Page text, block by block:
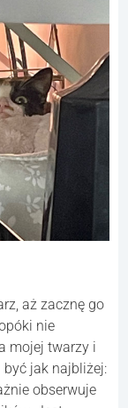
aż zacznę go
nie
mojej twarzy i
jak najbliżej:
obserwuje